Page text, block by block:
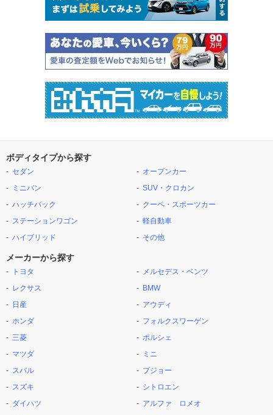
ボディタイプから探す
セダン
ミニバン
ハッチバック
ステーションワゴン
ハイブリッド
オープンカー
SUV・クロカン
クーペ・スポーツカー
軽自動車
その他
メーカーから探す
トヨタ
レクサス
日産
ホンダ
三菱
マツダ
スバル
スズキ
ダイハツ
メルセデス・ベンツ
BMW
アウディ
フォルクスワーゲン
ポルシェ
ミニ
プジョー
シトロエン
アルファ ロメオ